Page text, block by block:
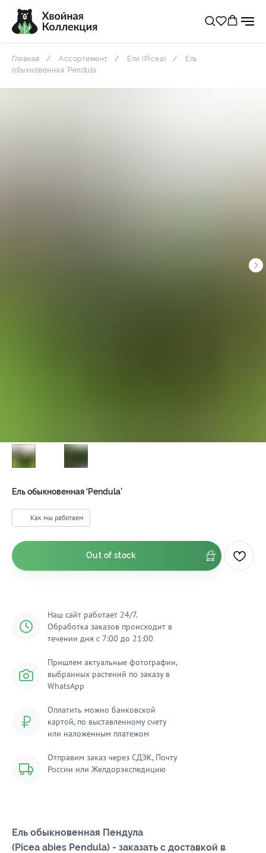
Главная Ассортимент Ели (Picea)
Ель
обыкновенная ‘Pendula’
Ель обыкновенная ‘Pendula’
Как мы работаем
Out of stock
Наш сайт работает 24/7.
Обработка заказов происходит в
течении дня с 7:00 до 21:00
Пришлем актуальные фотографии,
выбранных растений по заказу в
WhatsApp
Отправим заказ через СДЭК, Почту
России или Желдорэкспедицию
Оплатить можно банковской
картой, по выставленному счету
или наложенным платежом
Ель обыкновенная Пендула
(Picea abies Pendula) - заказать с доставкой в